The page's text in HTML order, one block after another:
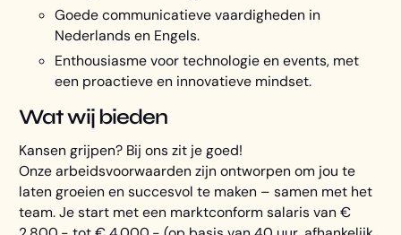
Goede communicatieve vaardigheden in
Nederlands en Engels.
Enthousiasme voor technologie en events, met
een proactieve en innovatieve mindset.
Wat wij bieden
Kansen grijpen? Bij ons zit je goed!
Onze arbeidsvoorwaarden zijn ontworpen om jou te
laten groeien en succesvol te maken – samen met het
team. Je start met een marktconform salaris van €